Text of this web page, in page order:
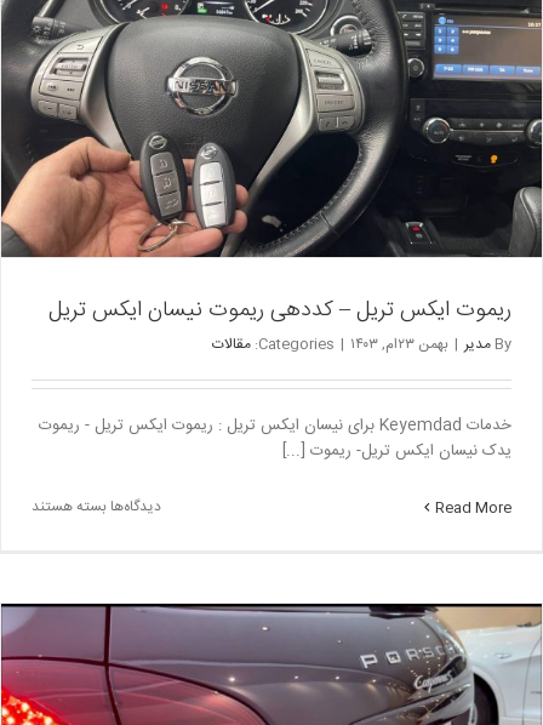
ریموت ایکس تریل – کددهی ریموت نیسان ایکس تریل
By مدیر | بهمن ۲۳ام, ۱۴۰۳ |
Categories: مقالات
خدمات Keyemdad برای نیسان ایکس تریل : ریموت ایکس تریل - ریموت
یدک نیسان ایکس تریل- ریموت [...]
Read More دیدگاه‌ها برای
–
کددهی
ریموت
نیسان
ایکس
بسته هستند